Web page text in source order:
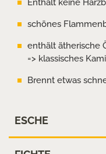
Enthält keine
schönes
enthält ätherische
=> klassisches
Brennt etwas
ESCHE